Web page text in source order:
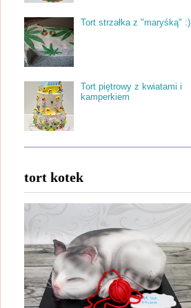
Tort strzałka z "maryśką" :)
Tort piętrowy z kwiatami i
kamperkiem
tort kotek